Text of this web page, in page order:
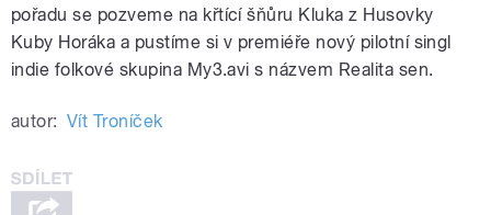
pořadu se pozveme na křtící šňůru Kluka z Husovky
Kuby Horáka a pustíme si v premiéře nový pilotní singl
indie folkové skupina My3.avi s názvem Realita sen.
autor: Vít Troníček